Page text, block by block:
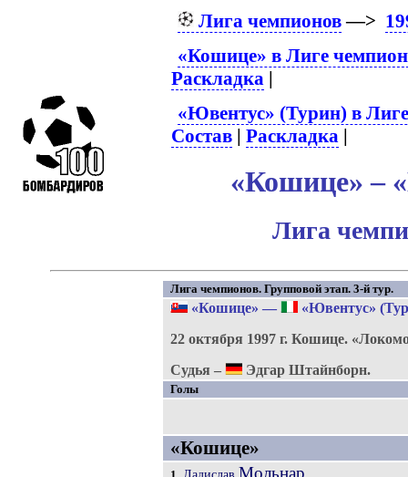
Лига чемпионов—>
«Кошице» в Лиге
Раскладка |
«Ювентус» (Турин) в
Состав |Раскладка |
«Кошице» –
Лига
Лига чемпионов. Групповой этап. 3-й тур.
«Кошице» —
«Ювентус»
22 октября 1997 г. Кошице.
Судья –
Эдгар Штайнборн.
Голы
«Кошице»
Мольнар